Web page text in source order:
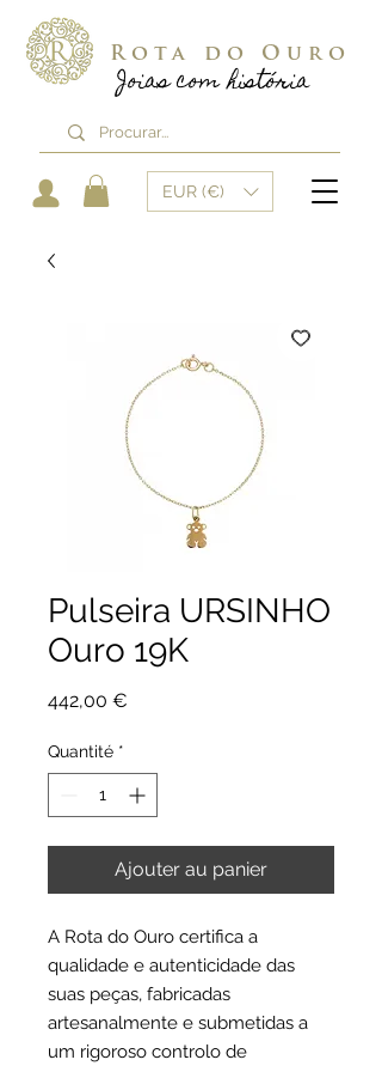
Joias com história
Rota do Ouro
EUR (€)
Pulseira URSINHO
Ouro 19K
442,00 €
Quantité *
Ajouter au panier
A Rota do Ouro certifica a
qualidade e autenticidade das
suas peças, fabricadas
artesanalmente e submetidas a
um rigoroso controlo de